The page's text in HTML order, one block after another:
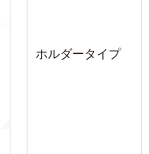
ホルダータイプ